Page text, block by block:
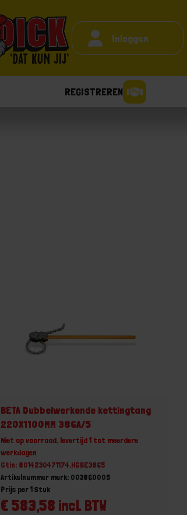
Inloggen
REGISTREREN
BETA Dubbelwerkende kettingtang
220X1100MM 386A/5
Niet op voorraad, levertijd 1 tot meerdere
werkdagen
Gtin: 8014230471174,HGBE3865
Artikelnummer merk: 003860005
€ 583,58 incl. BTW
Prijs per 1 Stuk